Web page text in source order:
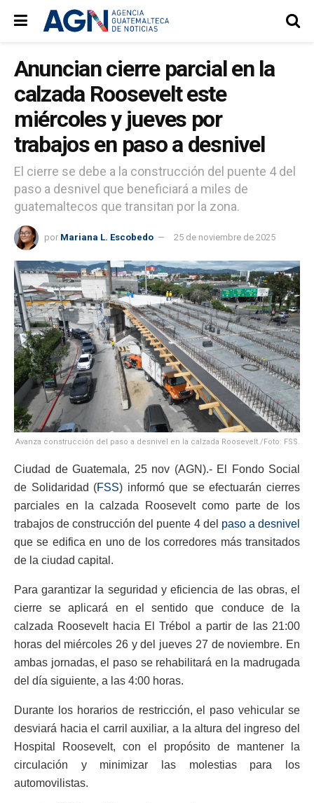
Anuncian cierre parcial en la
calzada Roosevelt este
miércoles y jueves por
trabajos en paso a desnivel
El cierre se debe a la construcción del puente 4 del
paso a desnivel que beneficiará a miles de
guatemaltecos que transitan por la zona.
por Mariana L. Escobedo 25 de noviembre de 2025
Avanza construcción del paso a desnivel en la calzada Roosevelt./Foto: FSS.
Ciudad de Guatemala, 25 nov (AGN).- El Fondo Social
de Solidaridad (FSS) informó que se efectuarán cierres
parciales en la calzada Roosevelt como parte de los
trabajos de construcción del puente 4 del paso a desnivel
que se edifica en uno de los corredores más transitados
de la ciudad capital.
Para garantizar la seguridad y eficiencia de las obras, el
cierre se aplicará en el sentido que conduce de la
calzada Roosevelt hacia El Trébol a partir de las 21:00
horas del miércoles 26 y del jueves 27 de noviembre. En
ambas jornadas, el paso se rehabilitará en la madrugada
del día siguiente, a las 4:00 horas.
Durante los horarios de restricción, el paso vehicular se
desviará hacia el carril auxiliar, a la altura del ingreso del
Hospital Roosevelt, con el propósito de mantener la
circulación y minimizar las molestias para los
automovilistas.